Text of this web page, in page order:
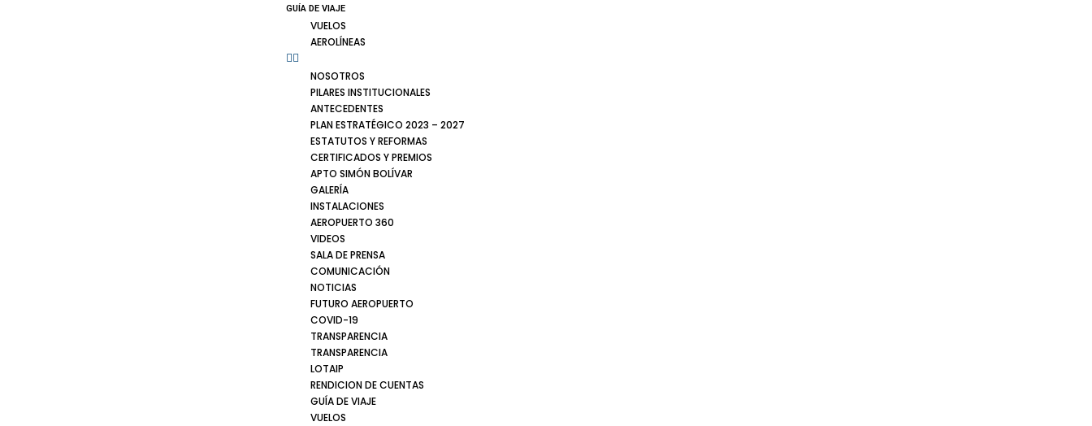
GUÍA DE VIAJE
VUELOS
AEROLÍNEAS
NOSOTROS
PILARES INSTITUCIONALES
ANTECEDENTES
PLAN ESTRATÉGICO 2023 – 2027
ESTATUTOS Y REFORMAS
CERTIFICADOS Y PREMIOS
APTO SIMÓN BOLÍVAR
GALERÍA
INSTALACIONES
AEROPUERTO 360
VIDEOS
SALA DE PRENSA
COMUNICACIÓN
NOTICIAS
FUTURO AEROPUERTO
COVID-19
TRANSPARENCIA
TRANSPARENCIA
LOTAIP
RENDICION DE CUENTAS
GUÍA DE VIAJE
VUELOS